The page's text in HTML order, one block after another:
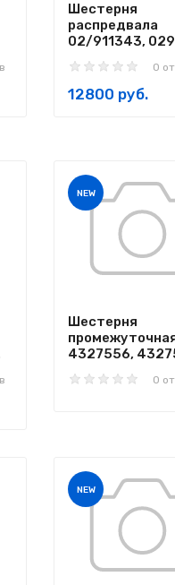
Шестерня
распредвала
02/911343,
0
12800 руб.
NEW
Шестерня
4327556,
0
NEW